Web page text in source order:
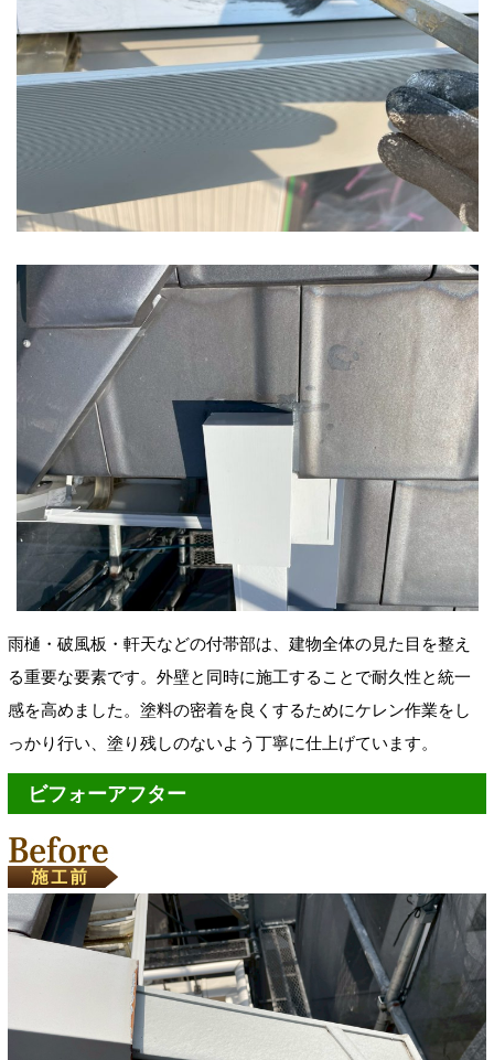
雨樋・破風板・軒天などの付帯部は、建物全体の見た目を整え
る重要な要素です。外壁と同時に施工することで耐久性と統一
感を高めました。塗料の密着を良くするためにケレン作業をし
っかり行い、塗り残しのないよう丁寧に仕上げています。
ビフォーアフター